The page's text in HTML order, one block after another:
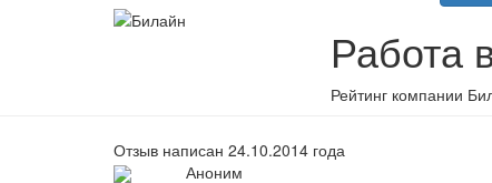
Работа
Рейтинг компании
Отзыв написан 24.10.2014 года
Аноним